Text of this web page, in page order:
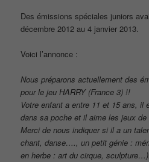
Des émissions spéciales juniors
décembre 2012 au 4 janvier 2013.
Voici l’annonce :
Nous préparons actuellement des
pour le jeu HARRY (France 3) !!
Votre enfant a entre 11 et 15 ans, il
dans sa poche et il aime les jeux
Merci de nous indiquer si il a un
chant, danse…., un petit génie :
en herbe : art du cirque, sculpture…).